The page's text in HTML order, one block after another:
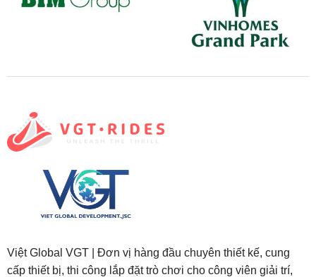
Việt Global VGT | Đơn vị hàng đầu chuyên thiết kế, cung
cấp thiết bị, thi công lắp đặt trò chơi cho công viên giải trí,